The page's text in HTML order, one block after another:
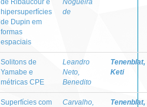
hipersuperfícies
de Dupin em
formas
espaciais
de
Solitons de
Yamabe e
métricas CPE
Leandro
Neto,
Benedito
Tenenblat,
Keti
Superfícies com
Carvalho,
Tenenblat,